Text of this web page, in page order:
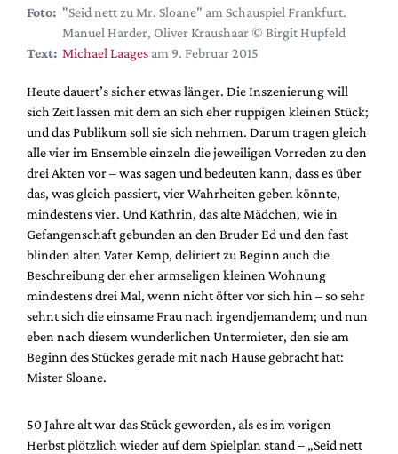
Premierensuche
Festival-Planer
Alle Hefte
Leseproben
Podcast
Service
Shop / Abo
Newsletter
Redaktion
Autor:innen
Partner
Mediadaten
Suche
Foto: "Seid nett zu Mr. Sloane" am Schauspiel Frankfurt.
Manuel Harder, Oliver Kraushaar © Birgit Hupfeld
Text: Michael Laages am 9. Februar 2015
Heute dauert’s sicher etwas länger. Die Inszenierung will
sich Zeit lassen mit dem an sich eher ruppigen kleinen Stück;
und das Publikum soll sie sich nehmen. Darum tragen gleich
alle vier im Ensemble einzeln die jeweiligen Vorreden zu den
drei Akten vor – was sagen und bedeuten kann, dass es über
das, was gleich passiert, vier Wahrheiten geben könnte,
mindestens vier. Und Kathrin, das alte Mädchen, wie in
Gefangenschaft gebunden an den Bruder Ed und den fast
blinden alten Vater Kemp, deliriert zu Beginn auch die
Beschreibung der eher armseligen kleinen Wohnung
mindestens drei Mal, wenn nicht öfter vor sich hin – so sehr
sehnt sich die einsame Frau nach irgendjemandem; und nun
eben nach diesem wunderlichen Untermieter, den sie am
Beginn des Stückes gerade mit nach Hause gebracht hat:
Mister Sloane.
50 Jahre alt war das Stück geworden, als es im vorigen
Herbst plötzlich wieder auf dem Spielplan stand – „Seid nett